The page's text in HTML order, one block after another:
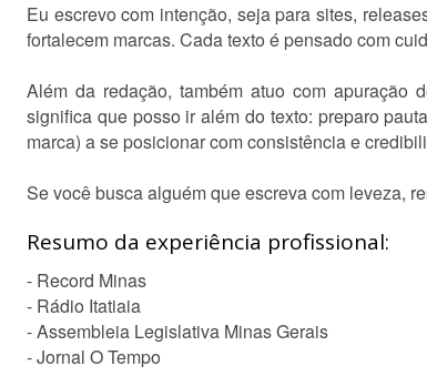
Eu escrevo com intenção, seja para sites,
fortalecem marcas. Cada texto é pensado com
Além da redação, também atuo com apuração
significa que posso ir além do texto: preparo
marca) a se posicionar com consistência e
Se você busca alguém que escreva com leveza,
Resumo da experiência profissional:
- Record Minas
- Rádio Itatiaia
- Assembleia Legislativa Minas Gerais
- Jornal O Tempo